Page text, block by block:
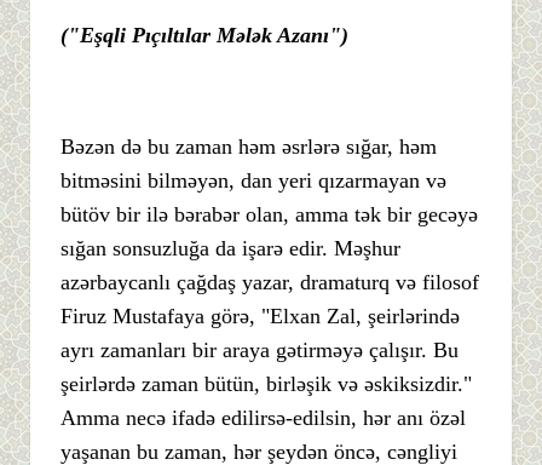
("Eşqli Pıçıltılar Mələk Azanı")
Bəzən də bu zaman həm əsrlərə sığar, həm
bitməsini bilməyən, dan yeri qızarmayan və
bütöv bir ilə bərabər olan, amma tək bir gecəyə
sığan sonsuzluğa da işarə edir. Məşhur
azərbaycanlı çağdaş yazar, dramaturq və filosof
Firuz Mustafaya görə, "Elxan Zal, şeirlərində
ayrı zamanları bir araya gətirməyə çalışır. Bu
şeirlərdə zaman bütün, birləşik və əskiksizdir."
Amma necə ifadə edilirsə-edilsin, hər anı özəl
yaşanan bu zaman, hər şeydən öncə, cəngliyi